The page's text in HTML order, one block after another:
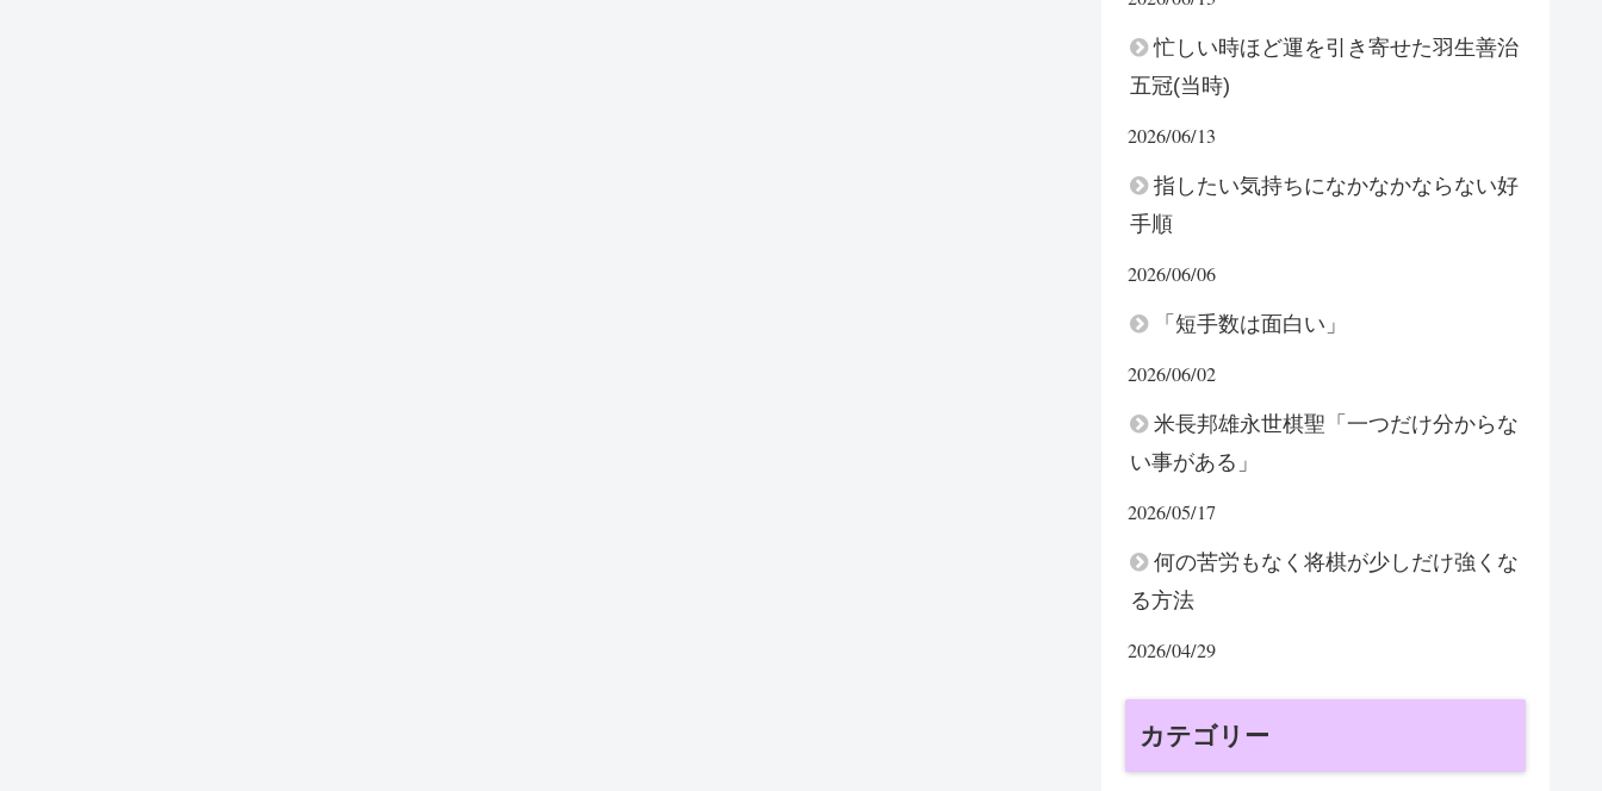
忙しい時ほど運を引き寄せた羽生善治
五冠(当時)
2026/06/13
指したい気持ちになかなかならない好
手順
2026/06/06
「短手数は面白い」
2026/06/02
米長邦雄永世棋聖「一つだけ分からな
い事がある」
2026/05/17
何の苦労もなく将棋が少しだけ強くな
る方法
2026/04/29
カテゴリー